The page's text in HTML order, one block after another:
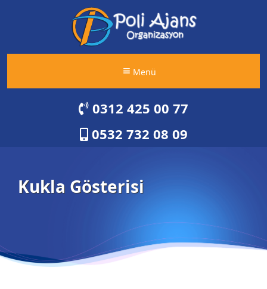
Menü
0312 425 00 77
0532 732 08 09
Kukla Gösterisi